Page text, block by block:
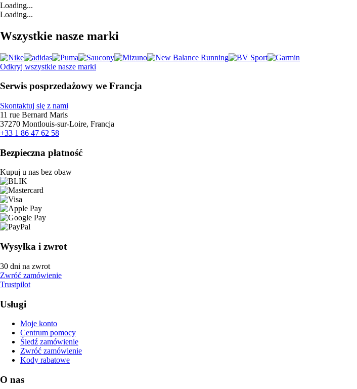
Loading...
Loading...
Wszystkie nasze marki
Odkryj wszystkie nasze marki
Serwis posprzedażowy we Francja
Skontaktuj się z nami
11 rue Bernard Maris
37270 Montlouis-sur-Loire, Francja
+33 1 86 47 62 58
Bezpieczna płatność
Kupuj u nas bez obaw
Wysyłka i zwrot
30 dni na zwrot
Zwróć zamówienie
Trustpilot
Usługi
Moje konto
Centrum pomocy
Śledź zamówienie
Zwróć zamówienie
Kody rabatowe
O nas